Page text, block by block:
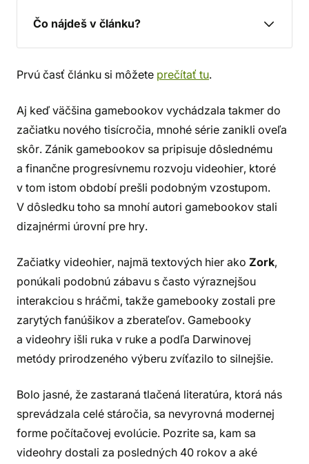
Čo nájdeš v článku?
Prvú časť článku si môžete prečítať tu.
Aj keď väčšina gamebookov vychádzala takmer do
začiatku nového tisícročia, mnohé série zanikli oveľa
skôr. Zánik gamebookov sa pripisuje dôslednému
a finančne progresívnemu rozvoju videohier, ktoré
v tom istom období prešli podobným vzostupom.
V dôsledku toho sa mnohí autori gamebookov stali
dizajnérmi úrovní pre hry.
Začiatky videohier, najmä textových hier ako Zork,
ponúkali podobnú zábavu s často výraznejšou
interakciou s hráčmi, takže gamebooky zostali pre
zarytých fanúšikov a zberateľov. Gamebooky
a videohry išli ruka v ruke a podľa Darwinovej
metódy prirodzeného výberu zvíťazilo to silnejšie.
Bolo jasné, že zastaraná tlačená literatúra, ktorá nás
sprevádzala celé stáročia, sa nevyrovná modernej
forme počítačovej evolúcie. Pozrite sa, kam sa
videohry dostali za posledných 40 rokov a aké